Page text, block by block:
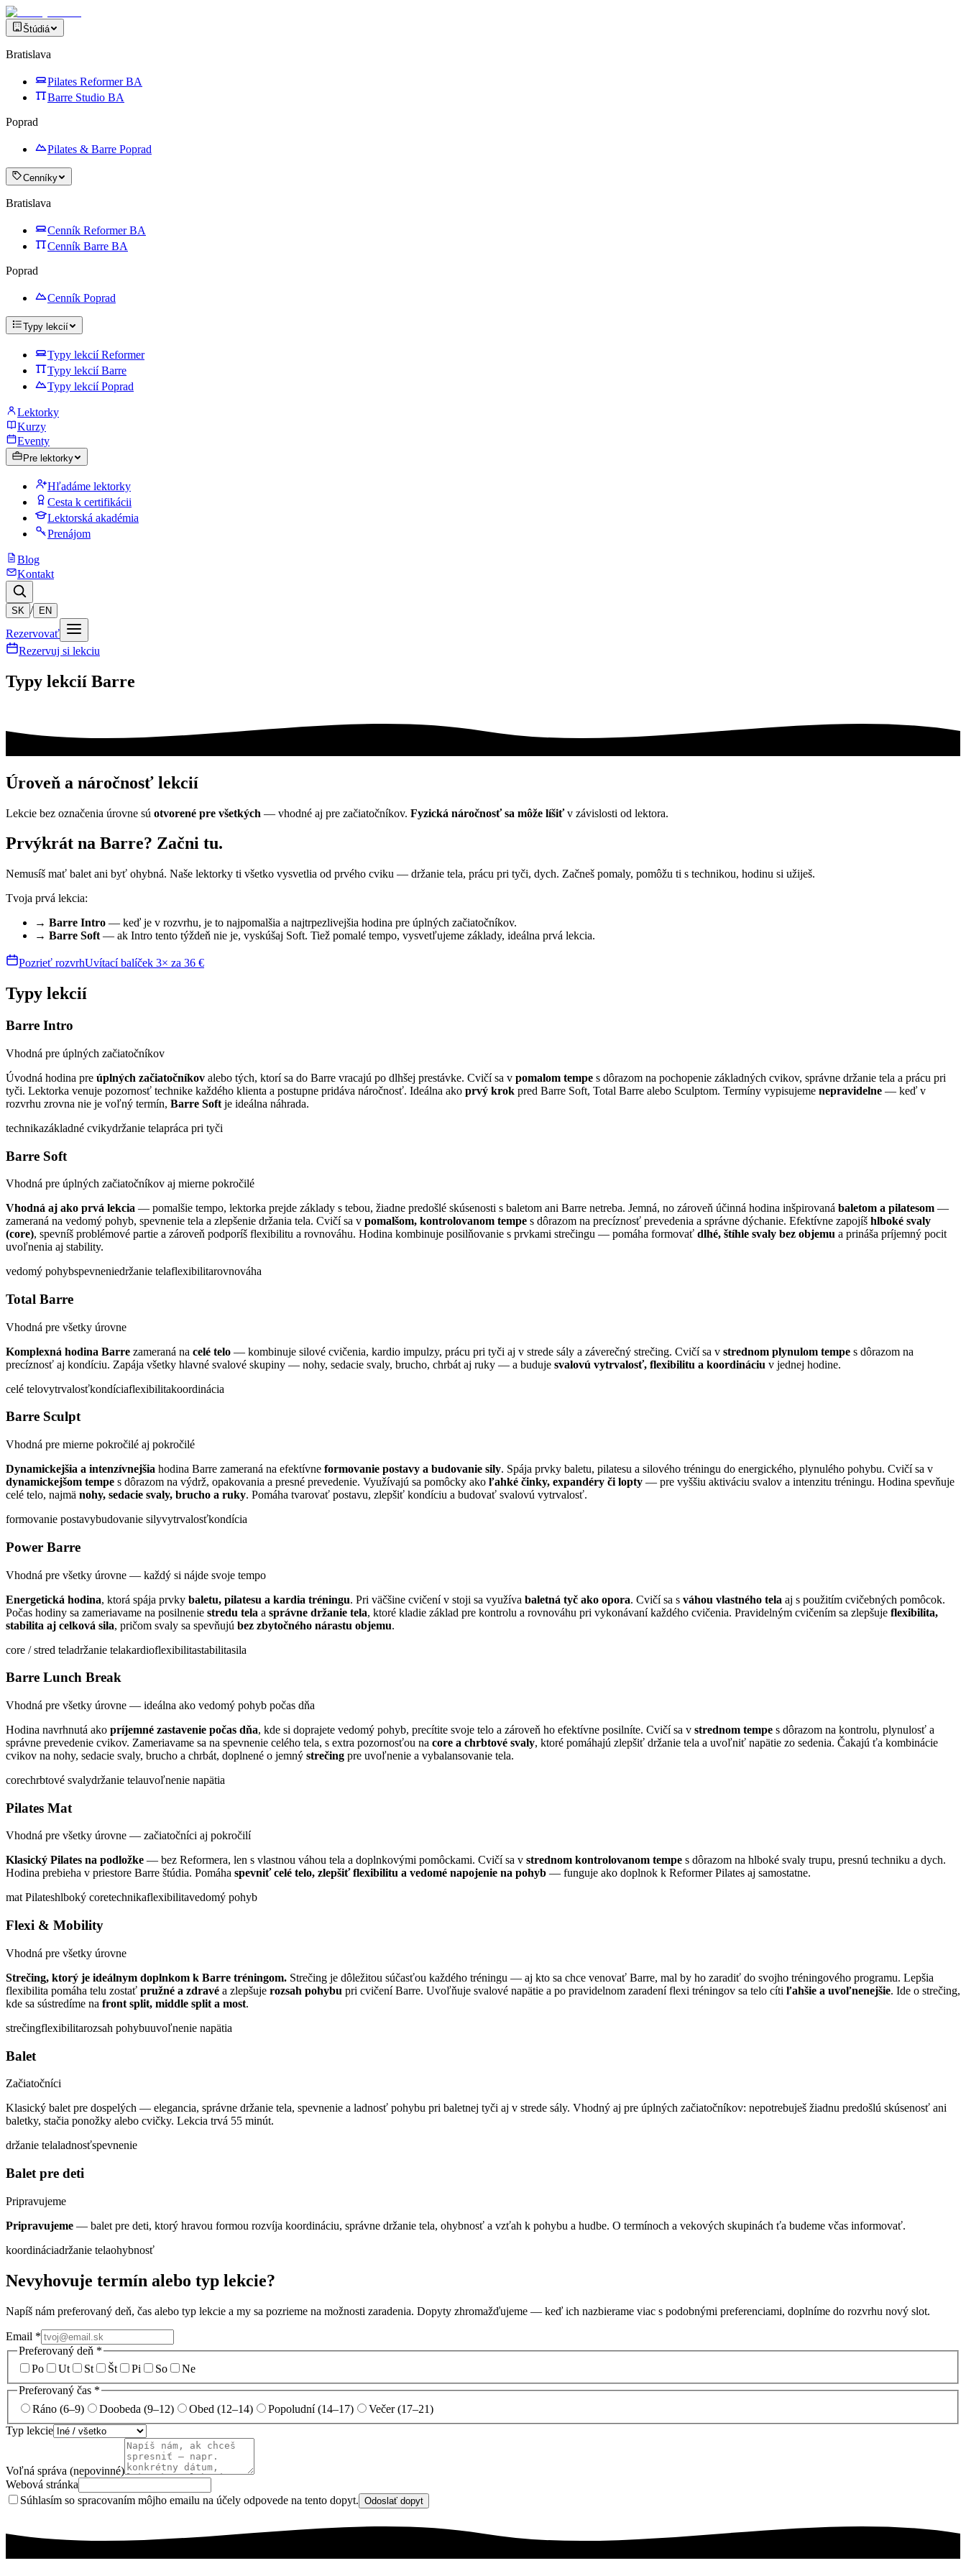
Štúdiá
Bratislava
Pilates Reformer BA
Barre Studio BA
Poprad
Pilates & Barre Poprad
Cenníky
Bratislava
Cenník Reformer BA
Cenník Barre BA
Poprad
Cenník Poprad
Typy lekcií
Typy lekcií Reformer
Typy lekcií Barre
Typy lekcií Poprad
Lektorky
Kurzy
Eventy
Pre lektorky
Hľadáme lektorky
Cesta k certifikácii
Lektorská akadémia
Prenájom
Blog
Kontakt
SK / EN
Rezervovať
Rezervuj si lekciu
Typy lekcií Barre
Úroveň a náročnosť lekcií
Lekcie bez označenia úrovne sú otvorené pre všetkých — vhodné aj pre začiatočníkov. Fyzická náročnosť sa môže líšiťv závislosti od lektora.
Prvýkrát na Barre? Začni tu.
Nemusíš mať balet ani byť ohybná. Naše lektorky ti všetko vysvetlia od prvého cviku — držanie tela, prácu pri tyči, dych. Začneš pomaly, pomôžu ti s technikou, hodinu si užiješ.
Tvoja prvá lekcia:
→ Barre Intro — keď je v rozvrhu, je to najpomalšia a najtrpezlivejšia hodina pre úplných začiatočníkov.
→ Barre Soft — ak Intro tento týždeň nie je, vyskúšaj Soft. Tiež pomalé tempo, vysvetľujeme základy, ideálna prvá lekcia.
Pozrieť rozvrhUvítací balíček 3× za 36 €
Typy lekcií
Barre Intro
Vhodná pre úplných začiatočníkov
Úvodná hodina pre úplných začiatočníkov alebo tých, ktorí sa do Barre vracajú po dlhšej prestávke. Cvičí sa v pomalom tempe s dôrazom na pochopenie základných cvikov, správne držanie tela a prácu pri
tyči. Lektorka venuje pozornosť technike každého klienta a postupne pridáva náročnosť. Ideálna ako prvý krok pred Barre Soft, Total Barre alebo Sculptom. Termíny vypisujeme nepravidelne — keď v
rozvrhu zrovna nie je voľný termín, Barre Soft je ideálna náhrada.
technikazákladné cvikydržanie telapráca pri tyči
Barre Soft
Vhodná pre úplných začiatočníkov aj mierne pokročilé
Vhodná aj ako prvá lekcia — pomalšie tempo, lektorka prejde základy s tebou, žiadne predošlé skúsenosti s baletom ani Barre netreba. Jemná, no zároveň účinná hodina inšpirovaná baletom a pilatesom —
zameraná na vedomý pohyb, spevnenie tela a zlepšenie držania tela. Cvičí sa v pomalšom, kontrolovanom tempe s dôrazom na precíznosť prevedenia a správne dýchanie. Efektívne zapojíš hlboké svaly
(core), spevníš problémové partie a zároveň podporíš flexibilitu a rovnováhu. Hodina kombinuje posilňovanie s prvkami strečingu — pomáha formovať dlhé, štíhle svaly bez objemu a prináša príjemný pocit
uvoľnenia aj stability.
vedomý pohybspevneniedržanie telaflexibilitarovnováha
Total Barre
Vhodná pre všetky úrovne
Komplexná hodina Barre zameraná na celé telo — kombinuje silové cvičenia, kardio impulzy, prácu pri tyči aj v strede sály a záverečný strečing. Cvičí sa v strednom plynulom tempe s dôrazom na
precíznosť aj kondíciu. Zapája všetky hlavné svalové skupiny — nohy, sedacie svaly, brucho, chrbát aj ruky — a buduje svalovú vytrvalosť, flexibilitu a koordináciu v jednej hodine.
celé telovytrvalosťkondíciaflexibilitakoordinácia
Barre Sculpt
Vhodná pre mierne pokročilé aj pokročilé
Dynamickejšia a intenzívnejšia hodina Barre zameraná na efektívne formovanie postavy a budovanie sily. Spája prvky baletu, pilatesu a silového tréningu do energického, plynulého pohybu. Cvičí sa v
dynamickejšom tempe s dôrazom na výdrž, opakovania a presné prevedenie. Využívajú sa pomôcky ako ľahké činky, expandéry či lopty — pre vyššiu aktiváciu svalov a intenzitu tréningu. Hodina spevňuje
celé telo, najmä nohy, sedacie svaly, brucho a ruky. Pomáha tvarovať postavu, zlepšiť kondíciu a budovať svalovú vytrvalosť.
formovanie postavybudovanie silyvytrvalosťkondícia
Power Barre
Vhodná pre všetky úrovne — každý si nájde svoje tempo
Energetická hodina, ktorá spája prvky baletu, pilatesu a kardia tréningu. Pri väčšine cvičení v stoji sa využíva baletná tyč ako opora. Cvičí sa s váhou vlastného tela aj s použitím cvičebných pomôcok.
Počas hodiny sa zameriavame na posilnenie stredu tela a správne držanie tela, ktoré kladie základ pre kontrolu a rovnováhu pri vykonávaní každého cvičenia. Pravidelným cvičením sa zlepšuje flexibilita,
stabilita aj celková sila, pričom svaly sa spevňujú bez zbytočného nárastu objemu.
core / stred teladržanie telakardioflexibilitastabilitasila
Barre Lunch Break
Vhodná pre všetky úrovne — ideálna ako vedomý pohyb počas dňa
Hodina navrhnutá ako príjemné zastavenie počas dňa, kde si doprajete vedomý pohyb, precítite svoje telo a zároveň ho efektívne posilníte. Cvičí sa v strednom tempe s dôrazom na kontrolu, plynulosť a
správne prevedenie cvikov. Zameriavame sa na spevnenie celého tela, s extra pozornosťou na core a chrbtové svaly, ktoré pomáhajú zlepšiť držanie tela a uvoľniť napätie zo sedenia. Čakajú ťa kombinácie
cvikov na nohy, sedacie svaly, brucho a chrbát, doplnené o jemný strečing pre uvoľnenie a vybalansovanie tela.
corechrbtové svalydržanie telauvoľnenie napätia
Pilates Mat
Vhodná pre všetky úrovne — začiatočníci aj pokročilí
Klasický Pilates na podložke — bez Reformera, len s vlastnou váhou tela a doplnkovými pomôckami. Cvičí sa v strednom kontrolovanom tempe s dôrazom na hlboké svaly trupu, presnú techniku a dych.
Hodina prebieha v priestore Barre štúdia. Pomáha spevniť celé telo, zlepšiť flexibilitu a vedomé napojenie na pohyb — funguje ako doplnok k Reformer Pilates aj samostatne.
mat Pilateshlboký coretechnikaflexibilitavedomý pohyb
Flexi & Mobility
Vhodná pre všetky úrovne
Strečing, ktorý je ideálnym doplnkom k Barre tréningom. Strečing je dôležitou súčasťou každého tréningu — aj kto sa chce venovať Barre, mal by ho zaradiť do svojho tréningového programu. Lepšia
flexibilita pomáha telu zostať pružné a zdravé a zlepšuje rozsah pohybu pri cvičení Barre. Uvoľňuje svalové napätie a po pravidelnom zaradení flexi tréningov sa telo cíti ľahšie a uvoľnenejšie. Ide o strečing,
kde sa sústredíme na front split, middle split a most.
strečingflexibilitarozsah pohybuuvoľnenie napätia
Balet
Začiatočníci
Klasický balet pre dospelých — elegancia, správne držanie tela, spevnenie a ladnosť pohybu pri baletnej tyči aj v strede sály. Vhodný aj pre úplných začiatočníkov: nepotrebuješ žiadnu predošlú skúsenosť ani
baletky, stačia ponožky alebo cvičky. Lekcia trvá 55 minút.
držanie telaladnosťspevnenie
Balet pre deti
Pripravujeme
Pripravujeme — balet pre deti, ktorý hravou formou rozvíja koordináciu, správne držanie tela, ohybnosť a vzťah k pohybu a hudbe. O termínoch a vekových skupinách ťa budeme včas informovať.
koordináciadržanie telaohybnosť
Nevyhovuje termín alebo typ lekcie?
Napíš nám preferovaný deň, čas alebo typ lekcie a my sa pozrieme na možnosti zaradenia. Dopyty zhromažďujeme — keď ich nazbierame viac s podobnými preferenciami, doplníme do rozvrhu nový slot.
Email *
Preferovaný deň *
Po
Ut St Št Pi So
Ne
Preferovaný čas *
Ráno (6–9)
Doobeda (9–12) Obed (12–14) Popoludní (14–17)
Večer (17–21)
Typ lekcie
Voľná správa (nepovinné)
Webová stránka
Súhlasím so spracovaním môjho emailu na účely odpovede na tento dopyt. Odoslať dopyt